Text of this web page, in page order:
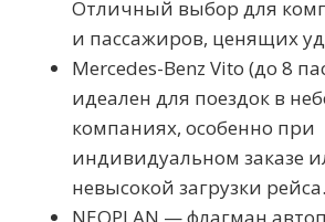
Отличный выбор для
и пассажиров, ценящих
Mercedes-Benz Vito (до 8
идеален для поездок в
компаниях, особенно при
индивидуальном заказе
невысокой загрузки рейса.
NEOPLAN — флагман